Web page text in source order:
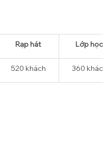
Rạp hát Lớp học
520 khách 360